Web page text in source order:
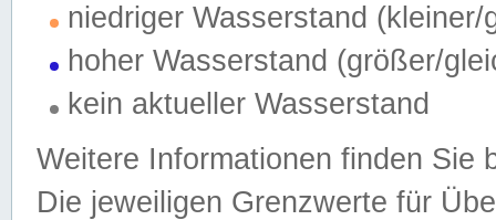
niedriger Wasserstand (kleiner/
hoher Wasserstand (größer/
kein aktueller Wasserstand
Weitere Informationen finden Sie
Die jeweiligen Grenzwerte für